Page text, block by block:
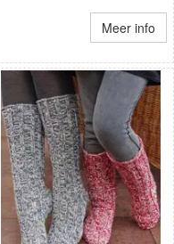
Meer info